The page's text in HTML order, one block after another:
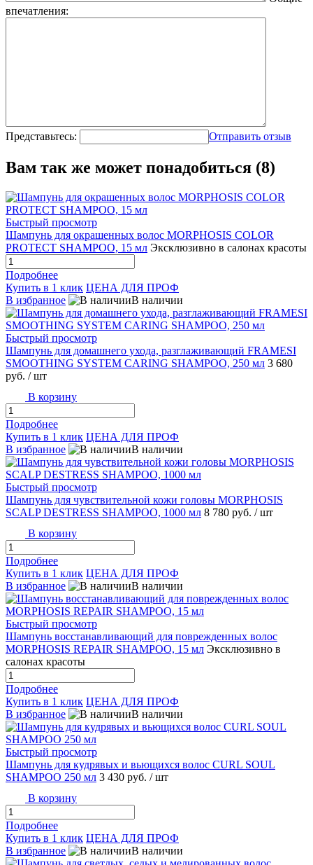
впечатления:
Представьтесь: Отправить отзыв
Вам так же может понадобиться (8)
Быстрый просмотр
Шампунь для окрашенных волос MORPHOSIS COLOR
PROTECT SHAMPOO, 15 мл Эксклюзивно в салонах красоты
Подробнее
Купить в 1 клик ЦЕНА ДЛЯ ПРОФ
В избранное
В наличии
Быстрый просмотр
Шампунь для домашнего ухода, разглаживающий FRAMESI
SMOOTHING SYSTEM CARING SHAMPOO, 250 мл 3 680
руб. / шт
В корзину
Подробнее
Купить в 1 клик ЦЕНА ДЛЯ ПРОФ
В избранное
В наличии
Быстрый просмотр
Шампунь для чувствительной кожи головы MORPHOSIS
SCALP DESTRESS SHAMPOO, 1000 мл 8 780 руб. / шт
В корзину
Подробнее
Купить в 1 клик ЦЕНА ДЛЯ ПРОФ
В избранное
В наличии
Быстрый просмотр
Шампунь восстанавливающий для поврежденных волос
MORPHOSIS REPAIR SHAMPOO, 15 мл Эксклюзивно в
салонах красоты
Подробнее
Купить в 1 клик ЦЕНА ДЛЯ ПРОФ
В избранное
В наличии
Быстрый просмотр
Шампунь для кудрявых и вьющихся волос CURL SOUL
SHAMPOO 250 мл 3 430 руб. / шт
В корзину
Подробнее
Купить в 1 клик ЦЕНА ДЛЯ ПРОФ
В избранное
В наличии